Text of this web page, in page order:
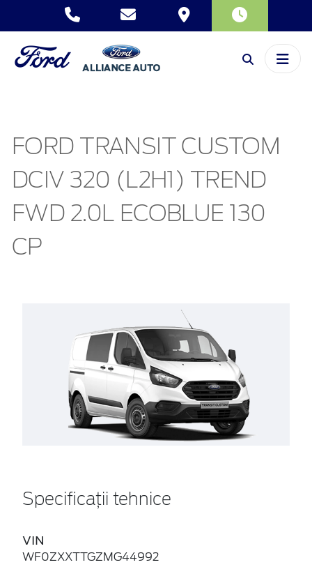
FORD TRANSIT CUSTOM
DCIV 320 (L2H1) TREND
FWD 2.0L ECOBLUE 130
CP
Specificații tehnice
VIN
WF0ZXXTTGZMG44992